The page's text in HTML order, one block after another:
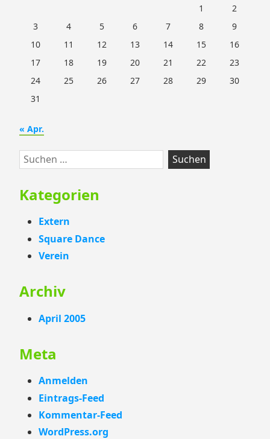
1
2
3
4 5 6 7 8
9
10
11 12 13 14 15
16
17
18 19 20 21 22
23
24
25 26 27 28 29
30
31
« Apr.
Suchen
nach:
Kategorien
Extern
Square Dance
Verein
Archiv
April 2005
Meta
Anmelden
Eintrags-Feed
Kommentar-Feed
WordPress.org